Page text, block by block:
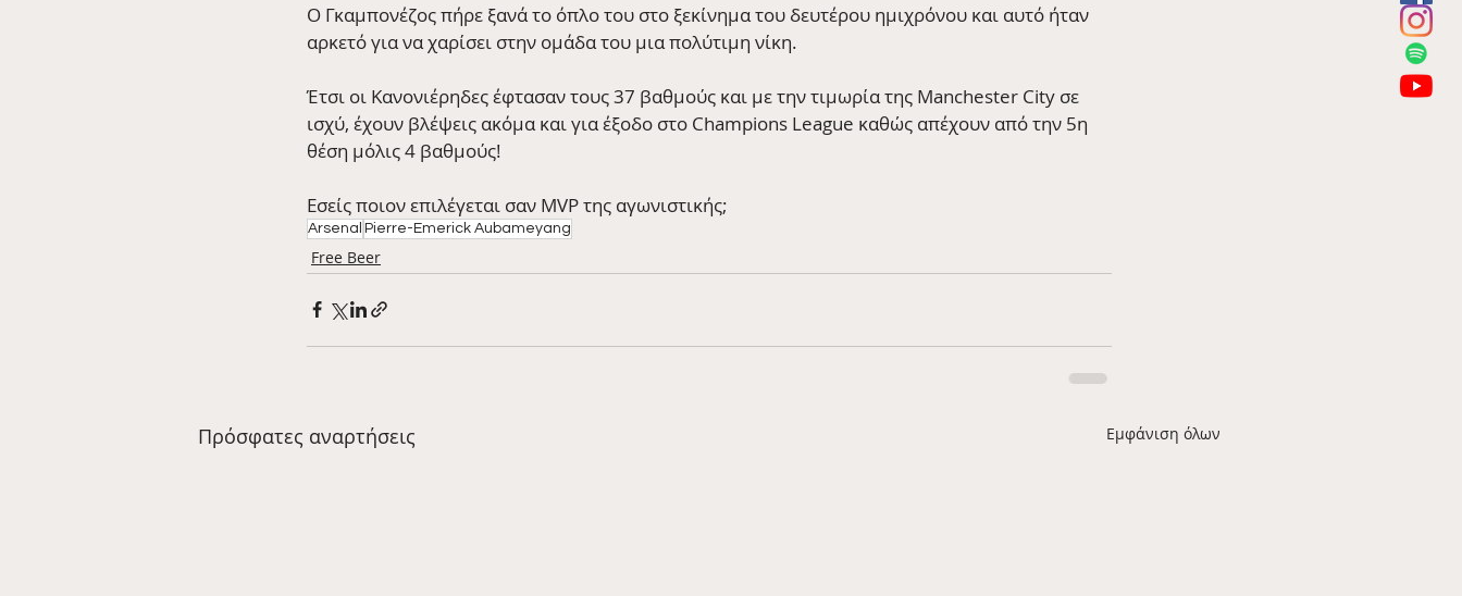
Ο Γκαμπονέζος πήρε ξανά το όπλο του στο ξεκίνημα του δευτέρου ημιχρόνου και αυτό ήταν
αρκετό για να χαρίσει στην ομάδα του μια πολύτιμη νίκη.
Έτσι οι Κανονιέρηδες έφτασαν τους 37 βαθμούς και με την τιμωρία της Manchester City σε
ισχύ, έχουν βλέψεις ακόμα και για έξοδο στο Champions League καθώς απέχουν από την 5η
θέση μόλις 4 βαθμούς!
Εσείς ποιον επιλέγεται σαν MVP της αγωνιστικής;
Arsenal Pierre-Emerick Aubameyang
Free Beer
Πρόσφατες αναρτήσεις Εμφάνιση όλων